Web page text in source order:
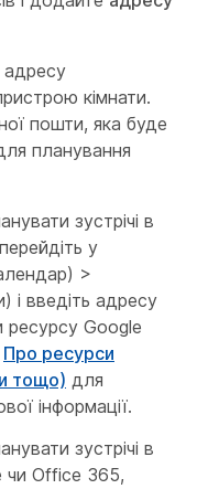
адресу
кімнати.
пошти, яка буде
планування
зустрічі в
у
>
і введіть адресу
ресурсу Google
Про ресурси
тощо) для
інформації.
зустрічі в
чи Office 365,